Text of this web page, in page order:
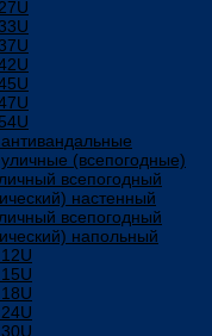
(всепогодные)
всепогодный
настенный
всепогодный
напольный